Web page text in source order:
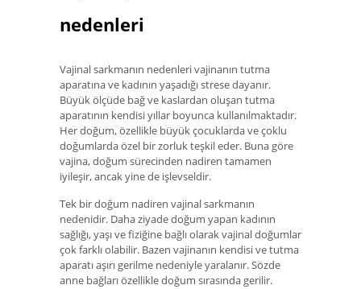
nedenleri
Vajinal sarkmanın nedenleri vajinanın tutma
aparatına ve kadının yaşadığı strese dayanır.
Büyük ölçüde bağ ve kaslardan oluşan tutma
aparatının kendisi yıllar boyunca kullanılmaktadır.
Her doğum, özellikle büyük çocuklarda ve çoklu
doğumlarda özel bir zorluk teşkil eder. Buna göre
vajina, doğum sürecinden nadiren tamamen
iyileşir, ancak yine de işlevseldir.
Tek bir doğum nadiren vajinal sarkmanın
nedenidir. Daha ziyade doğum yapan kadının
sağlığı, yaşı ve fiziğine bağlı olarak vajinal doğumlar
çok farklı olabilir. Bazen vajinanın kendisi ve tutma
aparatı aşırı gerilme nedeniyle yaralanır. Sözde
anne bağları özellikle doğum sırasında gerilir.